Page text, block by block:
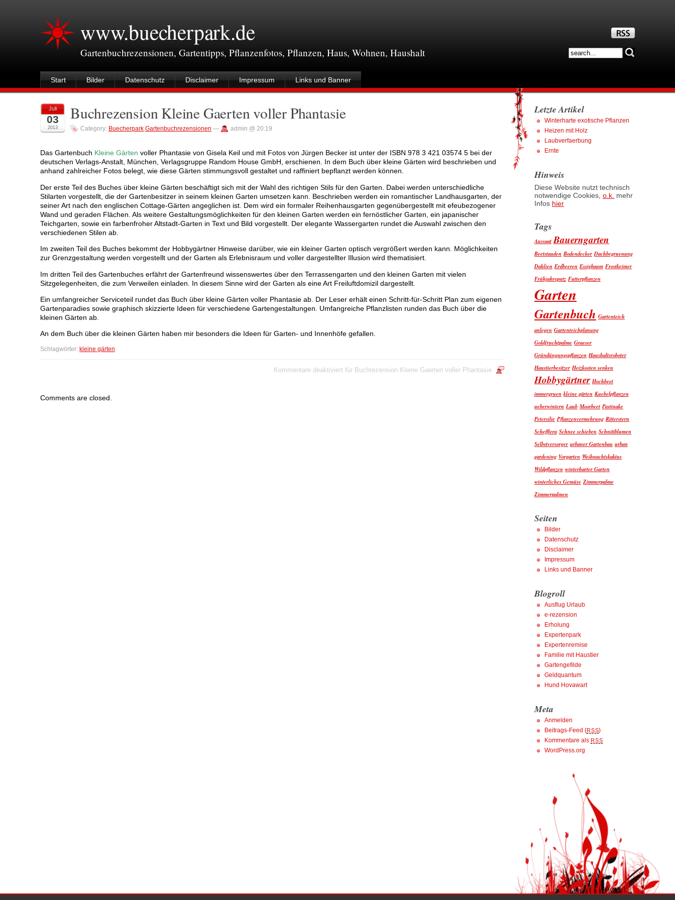
www.buecherpark.de
Gartenbuchrezensionen, Gartentipps, Pflanzenfotos, Pflanzen, Haus, Wohnen, Haushalt
Start Bilder Datenschutz Disclaimer Impressum Links und Banner
Juli
03
2013
Buchrezension Kleine Gaerten voller Phantasie
Category: Buecherpark,Gartenbuchrezensionen — admin @ 20:19
Das Gartenbuch Kleine Gärten voller Phantasie von Gisela Keil und mit Fotos von Jürgen Becker ist unter der ISBN 978 3 421 03574 5 bei der
deutschen Verlags-Anstalt, München, Verlagsgruppe Random House GmbH, erschienen. In dem Buch über kleine Gärten wird beschrieben und
anhand zahlreicher Fotos belegt, wie diese Gärten stimmungsvoll gestaltet und raffiniert bepflanzt werden können.
Der erste Teil des Buches über kleine Gärten beschäftigt sich mit der Wahl des richtigen Stils für den Garten. Dabei werden unterschiedliche
Stilarten vorgestellt, die der Gartenbesitzer in seinem kleinen Garten umsetzen kann. Beschrieben werden ein romantischer Landhausgarten, der
seiner Art nach den englischen Cottage-Gärten angeglichen ist. Dem wird ein formaler Reihenhausgarten gegenübergestellt mit efeubezogener
Wand und geraden Flächen. Als weitere Gestaltungsmöglichkeiten für den kleinen Garten werden ein fernöstlicher Garten, ein japanischer
Teichgarten, sowie ein farbenfroher Altstadt-Garten in Text und Bild vorgestellt. Der elegante Wassergarten rundet die Auswahl zwischen den
verschiedenen Stilen ab.
Im zweiten Teil des Buches bekommt der Hobbygärtner Hinweise darüber, wie ein kleiner Garten optisch vergrößert werden kann. Möglichkeiten
zur Grenzgestaltung werden vorgestellt und der Garten als Erlebnisraum und voller dargestellter Illusion wird thematisiert.
Im dritten Teil des Gartenbuches erfährt der Gartenfreund wissenswertes über den Terrassengarten und den kleinen Garten mit vielen
Sitzgelegenheiten, die zum Verweilen einladen. In diesem Sinne wird der Garten als eine Art Freiluftdomizil dargestellt.
Ein umfangreicher Serviceteil rundet das Buch über kleine Gärten voller Phantasie ab. Der Leser erhält einen Schritt-für-Schritt Plan zum eigenen
Gartenparadies sowie graphisch skizzierte Ideen für verschiedene Gartengestaltungen. Umfangreiche Pflanzlisten runden das Buch über die
kleinen Gärten ab.
An dem Buch über die kleinen Gärten haben mir besonders die Ideen für Garten- und Innenhöfe gefallen.
Schlagwörter: kleine gärten
Kommentare deaktiviert für Buchrezension Kleine Gaerten voller Phantasie
Comments are closed.
Letzte Artikel
Winterharte exotische Pflanzen
Heizen mit Holz
Laubverfaerbung
Ernte
Hinweis
Diese Website nutzt technisch
notwendige Cookies, o.k. mehr
Infos hier
Tags
Aussaat Bauerngarten
Beetstauden Bodendecker Dachbegruenung
Dahlien Erdbeeren Essigbaum Frostkeimer
Frühjahrsputz Futterpflanzen
Garten
Gartenbuch Gartenteich
anlegen Gartenteichplanung
Goldfruchtpalme Graeser
Gründüngungspflanzen Haushaltsroboter
Haustierbesitzer Heizkosten senken
Hobbygärtner Hochbeet
immergruen kleine gärten Kuebelpflanzen
ueberwintern Laub Moorbeet Pastinake
Petersilie Pflanzenvermehrung Ritterstern
Schefflera Schnee schieben Schnittblumen
Selbstversorger urbaner Gartenbau urban
gardening Vorgarten Weihnachtskaktus
Wildpflanzen winterharter Garten
winterliches Gemüse Zimmerpalme
Zimmerpalmen
Seiten
Bilder
Datenschutz
Disclaimer
Impressum
Links und Banner
Blogroll
Ausflug Urlaub
e-rezension
Erholung
Expertenpark
Expertenremise
Familie mit Haustier
Gartengefilde
Geldquantum
Hund Hovawart
Meta
Anmelden
Beitrags-Feed (RSS)
Kommentare als RSS
WordPress.org